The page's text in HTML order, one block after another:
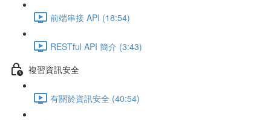
前端串接 API (18:54)
RESTful API 簡介 (3:43)
複習資訊安全
有關於資訊安全 (40:54)